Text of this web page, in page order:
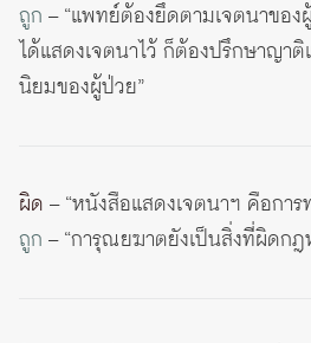
ถูก – “แพทย์ต้องยึดตามเจตนาขอ
ได้แสดงเจตนาไว้ ก็ต้องปรึกษาญา
นิยมของผู้ป่วย”
ผิด – “หนังสือแสดงเจตนาฯ คือกา
ถูก – “การุณยฆาตยังเป็นสิ่งที่ผิดกฎ